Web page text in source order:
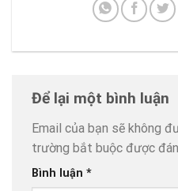
Để lại một bình luận
Email của bạn sẽ không
trường bắt buộc được
Bình luận *